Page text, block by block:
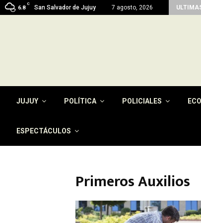
6.8
C
San Salvador de Jujuy 7 agosto, 2026
del pago de la tasa por…
JUJUY POLÍTICA POLICIALES
ESPECTÁCULOS
Primeros Auxilios